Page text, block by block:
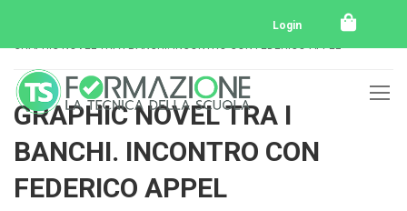
Login
GRAPHIC NOVEL TRA I BANCHI. INCONTRO CON FEDERICO APPEL
GRAPHIC NOVEL TRA I
BANCHI. INCONTRO CON
FEDERICO APPEL